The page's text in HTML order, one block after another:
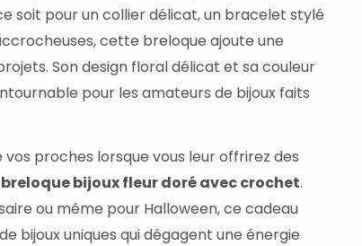
soit pour un collier délicat, un bracelet stylé
cette breloque ajoute une
Son design floral délicat et sa couleur
pour les amateurs de bijoux faits
vos proches lorsque vous leur offrirez des
breloque bijoux fleur doré avec crochet.
ou même pour Halloween, ce cadeau
bijoux uniques qui dégagent une énergie